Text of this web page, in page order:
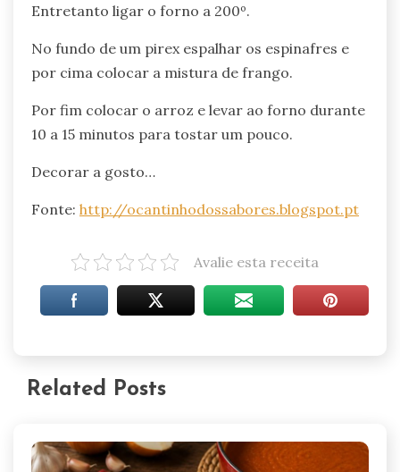
Entretanto ligar o forno a 200º.
No fundo de um pirex espalhar os espinafres e
por cima colocar a mistura de frango.
Por fim colocar o arroz e levar ao forno durante
10 a 15 minutos para tostar um pouco.
Decorar a gosto…
Fonte: http://ocantinhodossabores.blogspot.pt
Avalie esta receita
Related Posts